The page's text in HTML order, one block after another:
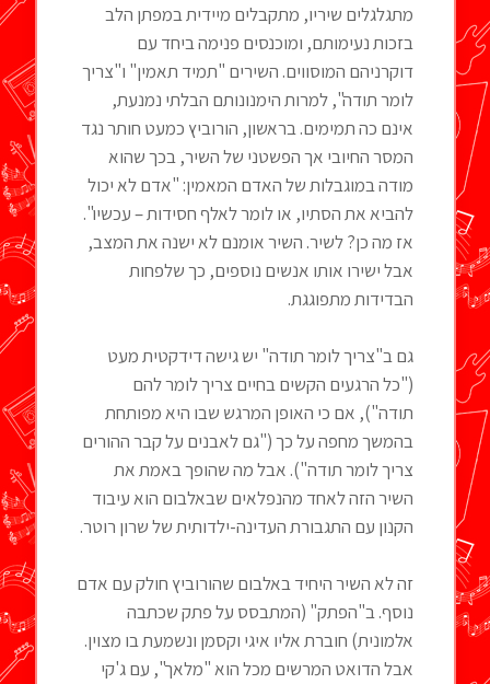
מתגלגלים שיריו, מתקבלים מיידית במפתן הלב
בזכות נעימותם, ומוכנסים פנימה ביחד עם
דוקרניהם המוסווים. השירים "תמיד תאמין" ו"צריך
לומר תודה", למרות הימנונותם הבלתי נמנעת,
אינם כה תמימים. בראשון, הורוביץ כמעט חותר נגד
המסר החיובי אך הפשטני של השיר, בכך שהוא
מודה במוגבלות של האדם המאמין: "אדם לא יכול
להביא את הסתיו, או לומר לאלף חסידות – עכשיו".
אז מה כן? לשיר. השיר אומנם לא ישנה את המצב,
אבל ישירו אותו אנשים נוספים, כך שלפחות
הבדידות מתפוגגת.
גם ב"צריך לומר תודה" יש גישה דידקטית מעט
("כל הרגעים הקשים בחיים צריך לומר להם
תודה"), אם כי האופן המרגש שבו היא מפותחת
בהמשך מחפה על כך ("גם לאבנים על קבר ההורים
צריך לומר תודה"). אבל מה שהופך באמת את
השיר הזה לאחד מהנפלאים שבאלבום הוא עיבוד
הקנון עם התגבורת העדינה-ילדותית של שרון רוטר.
זה לא השיר היחיד באלבום שהורוביץ חולק עם אדם
נוסף. ב"הפתק" (המתבסס על פתק שכתבה
אלמונית) חוברת אליו איגי וקסמן ונשמעת בו מצוין.
אבל הדואט המרשים מכל הוא "מלאך", עם ג'קי